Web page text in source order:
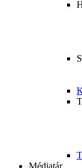
Médiatár